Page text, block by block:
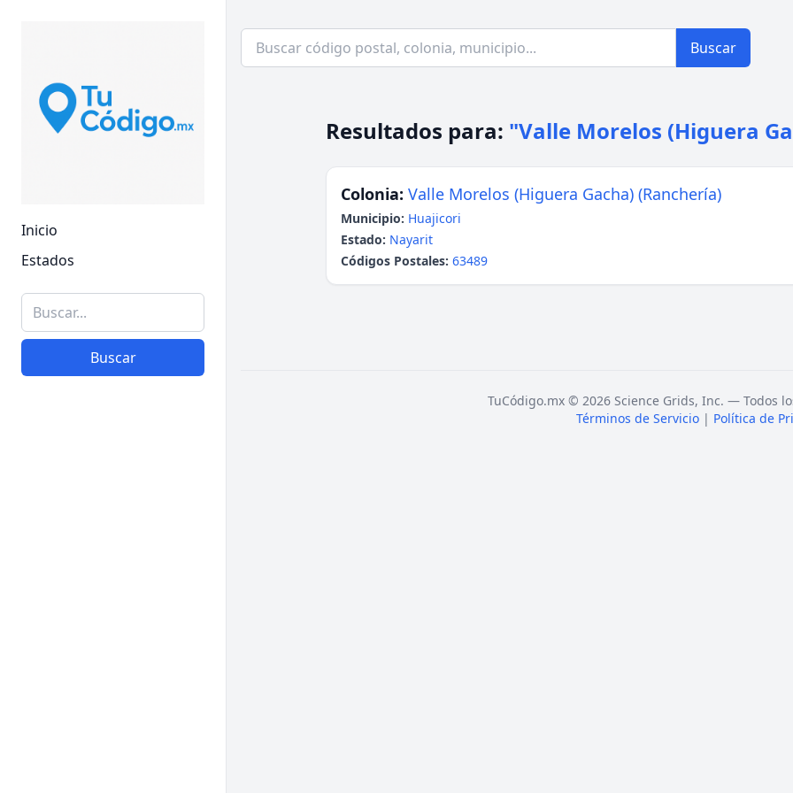
Inicio
Estados
Buscar
Buscar
Resultados para: "Valle Morelos (Higuera
Colonia: Valle Morelos (Higuera Gacha) (Ranchería)
Municipio: Huajicori
Estado: Nayarit
Códigos Postales: 63489
TuCódigo.mx © 2026 Science Grids, Inc. — Todos
Términos de Servicio | Política de